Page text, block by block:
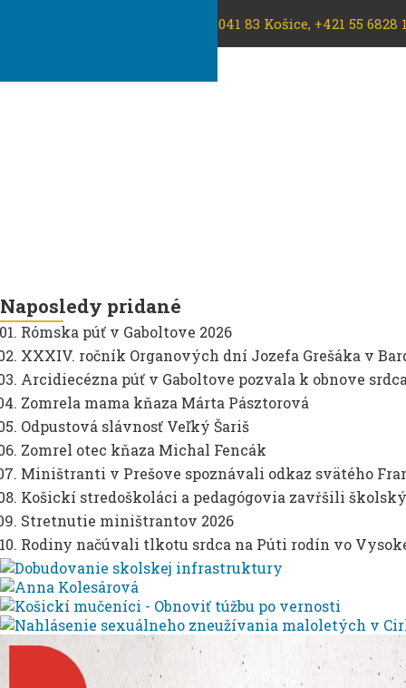
Košická arcidiecéza, Hlavná 28, 041 83 Košice, +421 55 6828
Naposledy pridané
Rómska púť v Gaboltove 2026
XXXIV. ročník Organových dní Jozefa Grešáka v
Arcidiecézna púť v Gaboltove pozvala k obnove srdca
Zomrela mama kňaza Márta Pásztorová
Odpustová slávnosť Veľký Šariš
Zomrel otec kňaza Michal Fencák
Miništranti v Prešove spoznávali odkaz svätého
Košickí stredoškoláci a pedagógovia zavŕšili
Stretnutie miništrantov 2026
Rodiny načúvali tlkotu srdca na Púti rodín vo